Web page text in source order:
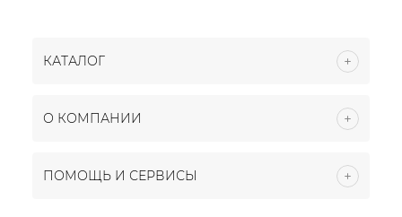
КАТАЛОГ
О КОМПАНИИ
ПОМОЩЬ И СЕРВИСЫ